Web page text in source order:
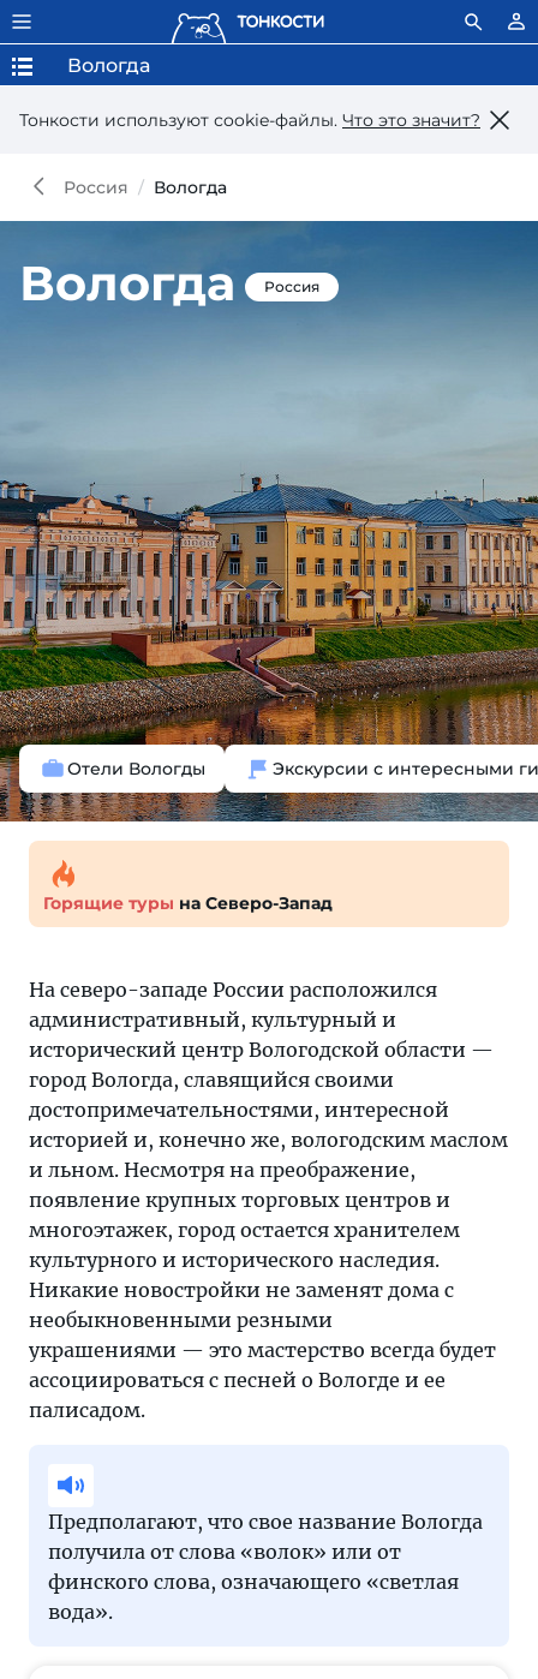
Тонкости используют сookie-файлы. Что это значит?
Вологда
Россия Вологда
Вологда Россия
Отели Вологды Экскурсии с интересными
Горящие туры на Северо-Запад
На северо-западе России расположился
административный, культурный и
исторический центр Вологодской области —
город Вологда, славящийся своими
достопримечательностями, интересной
историей и, конечно же, вологодским маслом
и льном. Несмотря на преображение,
появление крупных торговых центров и
многоэтажек, город остается хранителем
культурного и исторического наследия.
Никакие новостройки не заменят дома с
необыкновенными резными
украшениями — это мастерство всегда будет
ассоциироваться с песней о Вологде и ее
палисадом.
Предполагают, что свое название Вологда
получила от слова «волок» или от
финского слова, означающего «светлая
вода».